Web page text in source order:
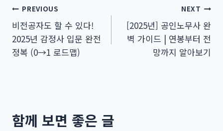
글
탐
색
PREVIOUS
비전공자도 할 수 있다!
2025년 감정사 입문 완전
정복 (0→1 로드맵)
NEXT
[2025년] 공인노무사 완
벽 가이드 | 연봉부터 전
망까지 알아보기
함께 보면 좋은 글